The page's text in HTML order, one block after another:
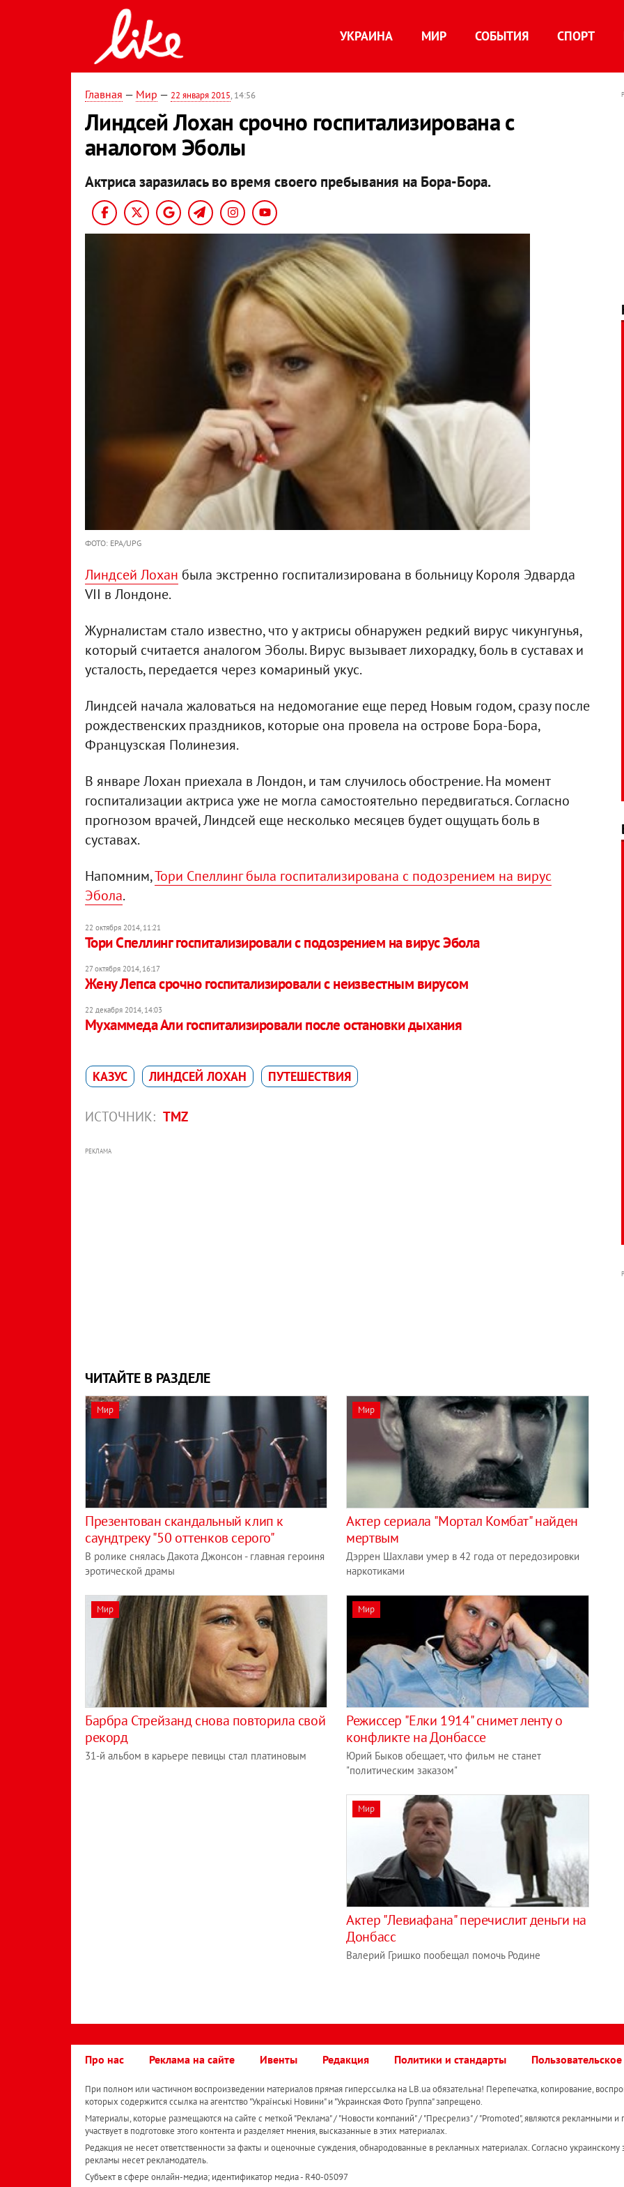
УКРАИНА МИР СОБЫТИЯ СПОРТ
Главная — Мир — 22 января 2015, 14:56
Линдсей Лохан срочно госпитализирована с
аналогом Эболы
Актриса заразилась во время своего пребывания на Бора-Бора.
ФОТО: EPA/UPG
Линдсей Лохан была экстренно госпитализирована в больницу Короля Эдварда
VII в Лондоне.
Журналистам стало известно, что у актрисы обнаружен редкий вирус чикунгунья,
который считается аналогом Эболы. Вирус вызывает лихорадку, боль в суставах и
усталость, передается через комариный укус.
Линдсей начала жаловаться на недомогание еще перед Новым годом, сразу после
рождественских праздников, которые она провела на острове Бора-Бора,
Французская Полинезия.
В январе Лохан приехала в Лондон, и там случилось обострение. На момент
госпитализации актриса уже не могла самостоятельно передвигаться. Согласно
прогнозом врачей, Линдсей еще несколько месяцев будет ощущать боль в
суставах.
Напомним,Тори Спеллинг была госпитализирована с подозрением на вирус
Эбола.
22 октября 2014, 11:21
Тори Спеллинг госпитализировали с подозрением на вирус Эбола
27 октября 2014, 16:17
Жену Лепса срочно госпитализировали с неизвестным вирусом
22 декабря 2014, 14:03
Мухаммеда Али госпитализировали после остановки дыхания
КАЗУС ЛИНДСЕЙ ЛОХАН ПУТЕШЕСТВИЯ
ИСТОЧНИК: TMZ
РЕКЛАМА
ЧИТАЙТЕ В РАЗДЕЛЕ
Мир
Презентован скандальный клип к
саундтреку "50 оттенков серого"
В ролике снялась Дакота Джонсон - главная героиня
эротической драмы
Мир
Актер сериала "Мортал Комбат" найден
мертвым
Дэррен Шахлави умер в 42 года от передозировки
наркотиками
Мир
Барбра Стрейзанд снова повторила свой
рекорд
31-й альбом в карьере певицы стал платиновым
Мир
Режиссер "Елки 1914" снимет ленту о
конфликте на Донбассе
Юрий Быков обещает, что фильм не станет
"политическим заказом"
Мир
Актер "Левиафана" перечислит деньги на
Донбасс
Валерий Гришко пообещал помочь Родине
Про нас Реклама на сайте Ивенты Редакция Политики и стандарты
При полном или частичном воспроизведении материалов прямая гиперссылка на LB.ua обязательна! Перепечатка, копирование,
которых содержится ссылка на агентство "Українськi Новини" и "Украинская Фото Группа" запрещено.
Материалы, которые размещаются на сайте с меткой "Реклама" / "Новости компаний" / "Пресрелиз" / "Promoted", являются рекламными и
участвует в подготовке этого контента и разделяет мнения, высказанные в этих материалах.
Редакция не несет ответственности за факты и оценочные суждения, обнародованные в рекламных материалах. Согласно украинскому
рекламы несет рекламодатель.
Субъект в сфере онлайн-медиа; идентификатор медиа - R40-05097